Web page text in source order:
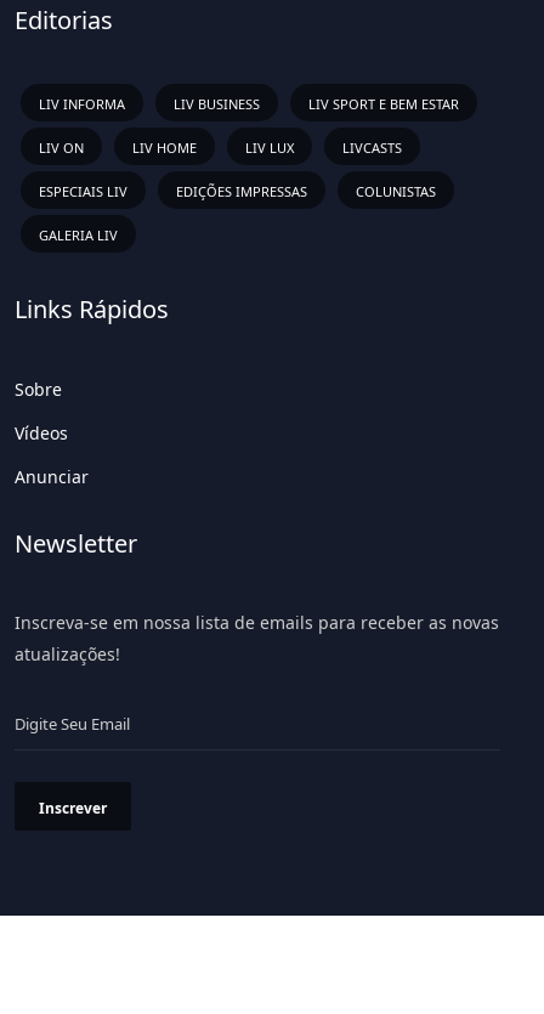
Editorias
LIV INFORMA LIV BUSINESS LIV SPORT E BEM ESTAR
LIV ON LIV HOME LIV LUX LIVCASTS
ESPECIAIS LIV EDIÇÕES IMPRESSAS COLUNISTAS
GALERIA LIV
Links Rápidos
Sobre
Vídeos
Anunciar
Newsletter
Inscreva-se em nossa lista de emails para receber as novas
atualizações!
Inscrever